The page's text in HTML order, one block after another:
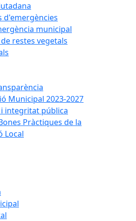
d'emergències
municipal
restes vegetals
Municipal 2023-2027
integritat pública
Pràctiques de la
Local